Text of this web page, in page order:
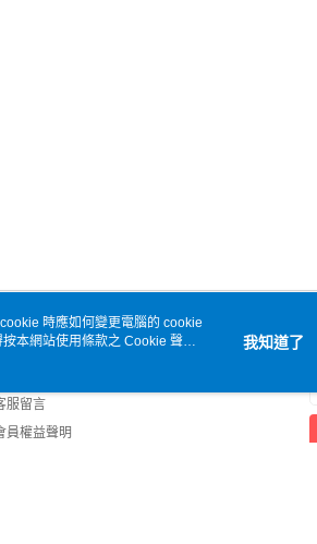
服資訊
服留言
員權益聲明
時應如何變更電腦的 cookie
本網站使用條款之 Cookie 聲明
我知道了